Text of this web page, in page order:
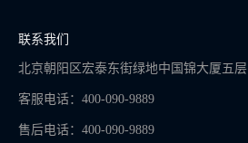
联系我们
北京朝阳区宏泰东街绿地中国锦大厦五层
客服电话：400-090-9889
售后电话：400-090-9889